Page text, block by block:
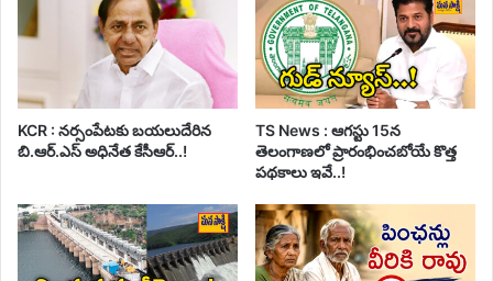
KCR : నర్సంపేటకు బయలుదేరిన
బి.ఆర్.ఎస్ అధినేత కేసీఆర్..!
TS News : ఆగస్టు 15న
తెలంగాణలో ప్రారంభించబోయే కొత్త
పథకాలు ఇవే..!